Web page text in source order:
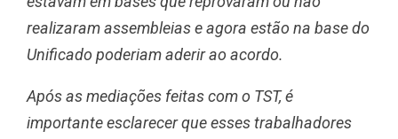
realizaram assembleias e agora estão na base do
Unificado poderiam aderir ao acordo.
Após as mediações feitas com o TST, é
importante esclarecer que esses trabalhadores